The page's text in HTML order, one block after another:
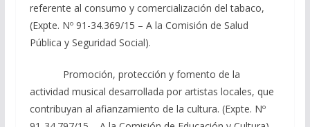
referente al consumo y comercialización del tabaco,
(Expte. Nº 91-34.369/15 – A la Comisión de Salud
Pública y Seguridad Social).
Promoción, protección y fomento de la
actividad musical desarrollada por artistas locales, que
contribuyan al afianzamiento de la cultura. (Expte. Nº